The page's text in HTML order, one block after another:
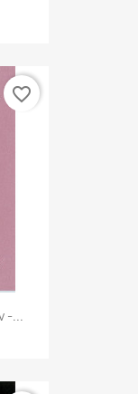
-...
favorite_border